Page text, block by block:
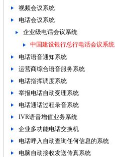
视频会议系统
电话会议系统
企业级电话会议系统
中国建设银行总行电话会议系统
电话语音通知系统
运营商综合语音服务系统
电话指挥调度系统
举报电话自动受理系统
电话通话过程录音系统
IVR语音增值业务系统
企业多功能电话交换机
电话呼入自动查询任何信息的系统
电脑自动接收发送传真系统